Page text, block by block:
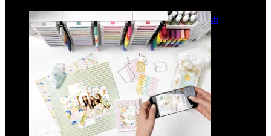
GANZ NEU: Scrapbooking Club
2025
21. Januar 2025